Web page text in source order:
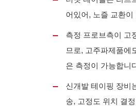
어있어, 노즐 교환이
측정 프로브측이 고
므로, 고주파제품에
은 측정이 가능합니
신개발 테이핑 장비
송, 고정도 위치 결